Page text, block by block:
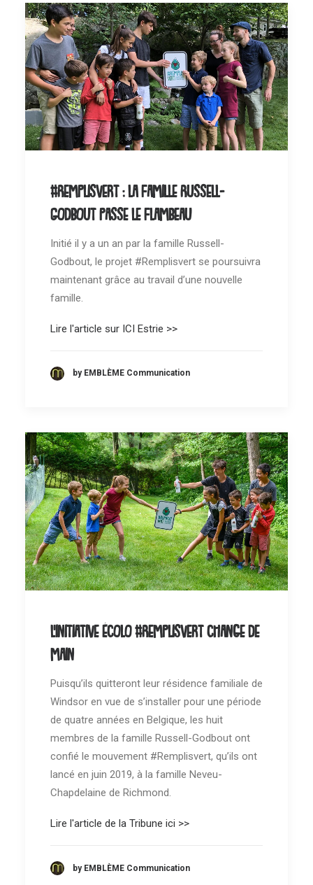
#Remplisvert : la famille Russell-
Godbout passe le flambeau
Initié il y a un an par la famille Russell-
Godbout, le projet #Remplisvert se poursuivra
maintenant grâce au travail d’une nouvelle
famille.
Lire l'article sur ICI Estrie >>
by EMBLÈME Communication
L'initiative écolo #Remplisvert change de
main
Puisqu’ils quitteront leur résidence familiale de
Windsor en vue de s’installer pour une période
de quatre années en Belgique, les huit
membres de la famille Russell-Godbout ont
confié le mouvement #Remplisvert, qu’ils ont
lancé en juin 2019, à la famille Neveu-
Chapdelaine de Richmond.
Lire l'article de la Tribune ici >>
by EMBLÈME Communication